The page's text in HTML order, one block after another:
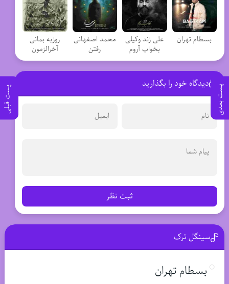
پست بعدی پست قبلی
بسطام تهران
علی زند وکیلی
بخواب آروم
محمد اصفهانی
رفتن
روزبه بمانی
آخرالزمون
دیدگاه خود را بگذارید
ثبت نظر
سینگل ترک
بسطام تهران